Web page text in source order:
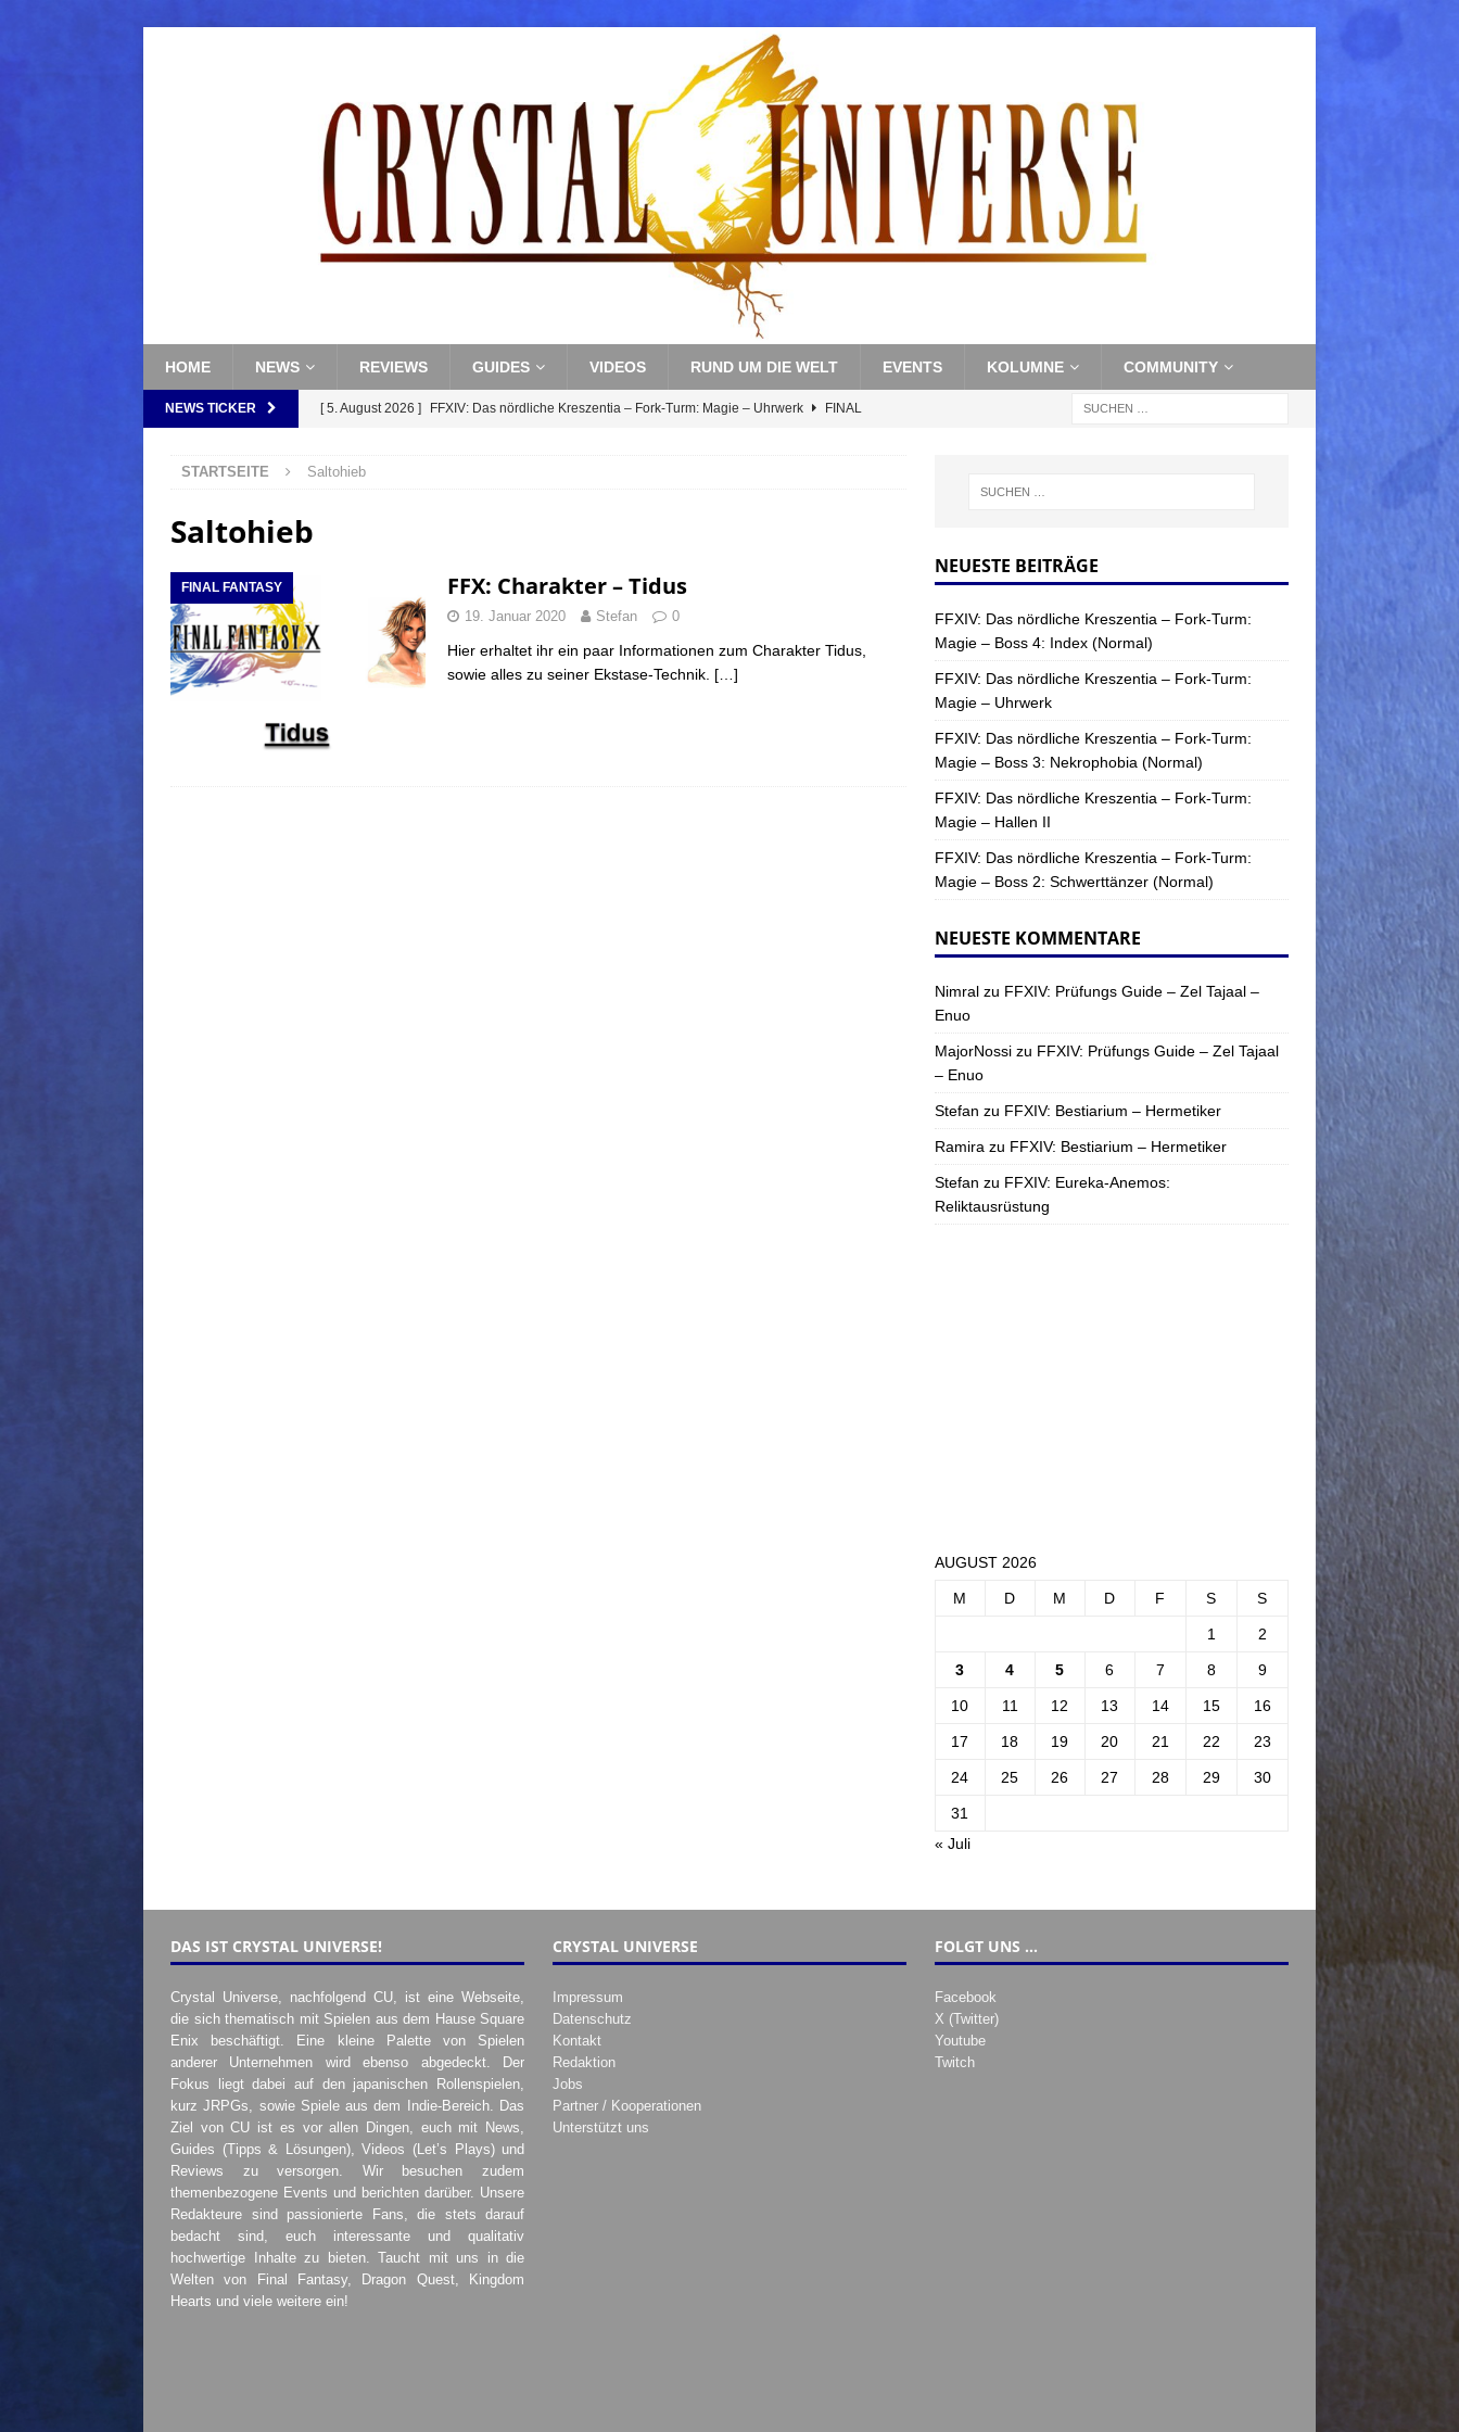
HOME NEWS REVIEWS GUIDES VIDEOS RUND UM DIE WELT EVENTS KOLUMNE COMMUNITY
NEWS TICKER [ 5. August 2026 ] FFXIV: Das nördliche Kreszentia – Fork-Turm: Magie – Uhrwerk FINAL
[ 5. August 2026 ]
(Normal) FINAL FANTASY
STARTSEITE Saltohieb
Saltohieb
FINAL FANTASY FFX: Charakter – Tidus
19. Januar 2020 Stefan 0
Hier erhaltet ihr ein paar Informationen zum Charakter Tidus,
sowie alles zu seiner Ekstase-Technik. […]
NEUESTE BEITRÄGE
FFXIV: Das nördliche Kreszentia – Fork-Turm:
Magie – Boss 4: Index (Normal)
FFXIV: Das nördliche Kreszentia – Fork-Turm:
Magie – Uhrwerk
FFXIV: Das nördliche Kreszentia – Fork-Turm:
Magie – Boss 3: Nekrophobia (Normal)
FFXIV: Das nördliche Kreszentia – Fork-Turm:
Magie – Hallen II
FFXIV: Das nördliche Kreszentia – Fork-Turm:
Magie – Boss 2: Schwerttänzer (Normal)
NEUESTE KOMMENTARE
Nimralzu FFXIV: Prüfungs Guide – Zel Tajaal –
Enuo
MajorNossizu FFXIV: Prüfungs Guide – Zel Tajaal
– Enuo
Stefan zu FFXIV: Bestiarium – Hermetiker
Ramira zu FFXIV: Bestiarium – Hermetiker
Stefan zu FFXIV: Eureka-Anemos:
Reliktausrüstung
AUGUST 2026
M D M D F S S
1 2
3 4 5 6 7 8 9
10 11 12 13 14 15 16
17 18 19 20 21 22 23
24 25 26 27 28 29 30
31
« Juli
DAS IST CRYSTAL UNIVERSE!
Crystal Universe, nachfolgend CU, ist eine Webseite,
die sich thematisch mit Spielen aus dem Hause Square
Enix beschäftigt. Eine kleine Palette von Spielen
anderer Unternehmen wird ebenso abgedeckt. Der
Fokus liegt dabei auf den japanischen Rollenspielen,
kurz JRPGs, sowie Spiele aus dem Indie-Bereich. Das
Ziel von CU ist es vor allen Dingen, euch mit News,
Guides (Tipps & Lösungen), Videos (Let’s Plays) und
Reviews zu versorgen. Wir besuchen zudem
themenbezogene Events und berichten darüber. Unsere
Redakteure sind passionierte Fans, die stets darauf
bedacht sind, euch interessante und qualitativ
hochwertige Inhalte zu bieten. Taucht mit uns in die
Welten von Final Fantasy, Dragon Quest, Kingdom
Hearts und viele weitere ein!
CRYSTAL UNIVERSE
Impressum
Datenschutz
Kontakt
Redaktion
Jobs
Partner / Kooperationen
Unterstützt uns
FOLGT UNS …
Facebook
X (Twitter)
Youtube
Twitch